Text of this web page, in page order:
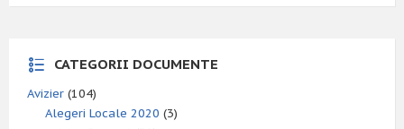
CATEGORII DOCUMENTE
Avizier (104)
Alegeri Locale 2020 (3)